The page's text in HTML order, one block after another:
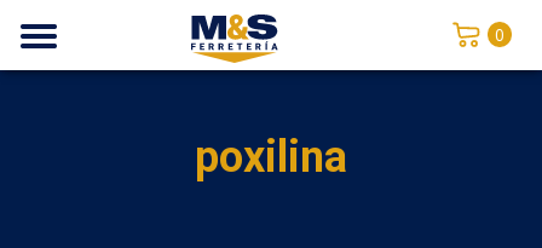
0
poxilina